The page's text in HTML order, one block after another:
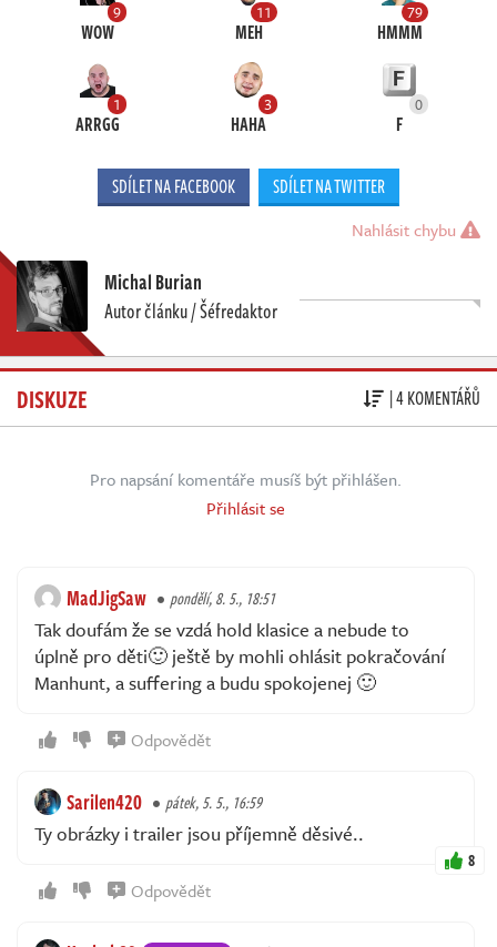
9
WOW
11
MEH
79
HMMM
1
ARRGG
3
HAHA
0
F
SDÍLET NA FACEBOOK SDÍLET NA TWITTER
Nahlásit chybu
Michal Burian
Autor článku / Šéfredaktor
DISKUZE | 4 KOMENTÁŘŮ
Pro napsání komentáře musíš být přihlášen.
Přihlásit se
MadJigSaw pondělí, 8. 5., 18:51
Tak doufám že se vzdá hold klasice a nebude to
úplně pro děti🙂 ještě by mohli ohlásit pokračování
Manhunt, a suffering a budu spokojenej 🙂
Odpovědět
Sarilen420 pátek, 5. 5., 16:59
Ty obrázky i trailer jsou příjemně děsivé..
8
Odpovědět